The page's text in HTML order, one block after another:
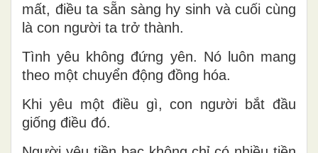
mất, điều ta sẵn sàng hy sinh và cuối cùng
là con người ta trở thành.
Tình yêu không đứng yên. Nó luôn mang
theo một chuyển động đồng hóa.
Khi yêu một điều gì, con người bắt đầu
giống điều đó.